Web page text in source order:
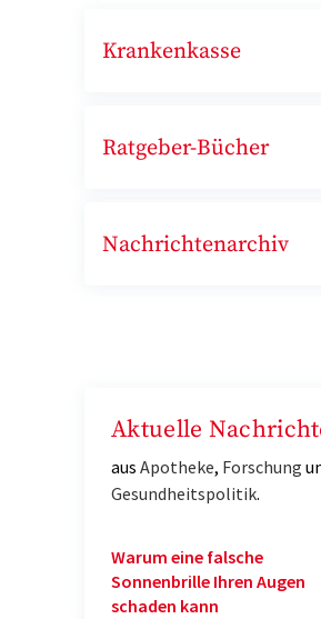
Krankenkasse
Ratgeber-Bücher
Nachrichtenarchiv
Aktuelle
aus Apotheke, Forschung
Gesundheitspolitik.
Warum eine falsche
Sonnenbrille Ihren Augen
schaden kann